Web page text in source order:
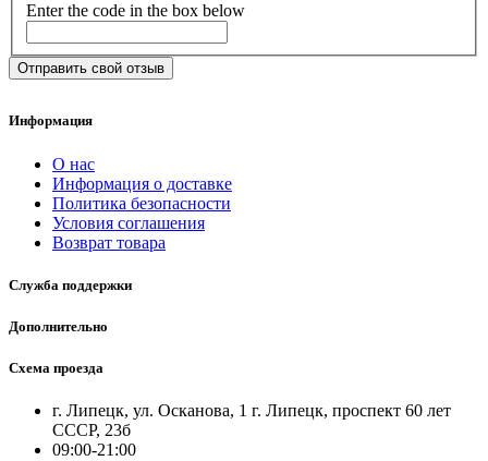
Enter the code in the box below
Отправить свой отзыв
Информация
О нас
Информация о доставке
Политика безопасности
Условия соглашения
Возврат товара
Служба поддержки
Дополнительно
Схема проезда
г. Липецк, ул. Осканова, 1 г. Липецк, проспект 60 лет
СССР, 23б
09:00-21:00